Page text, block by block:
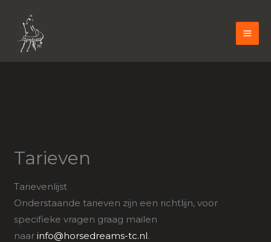
Tarieven
Tarievenlijst
Onderstaande tarieven zijn een richtlijn, voor
specifieke vragen graag mailen
naarinfo@horsedreams-tc.nl.